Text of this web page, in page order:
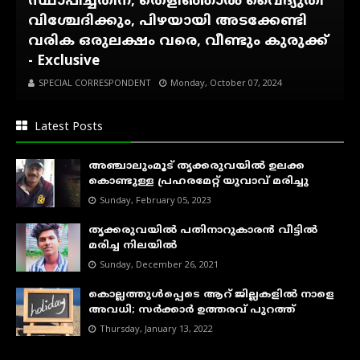
വിശ്ചേദിക്കും, പിഴയായി അടക്കേണ്ടി
വരിക ഒരുലക്ഷം വരെ, വീണ്ടും കുരുക്ക്
- Exclusive
SPECIAL CORRESPONDENT Monday, October 07, 2024
Latest Posts
അഞ്ചാലുംമൂട് തൃക്കരുവയിൽ ഉലക്ക
കൊണ്ടുള്ള പ്രഹരമേറ്റ് യുവാവ് മരിച്ചു
Sunday, February 05, 2023
തൃക്കരുവയിൽ പതിനാറുകാരൻ വീട്ടിൽ
മരിച്ച നിലയിൽ
Sunday, December 26, 2021
കൊല്ലത്തുൾപ്പെടെ ആറ് ജില്ലകളിൽ നാളെ
അവധി; സർക്കാർ ഉത്തരവ് പുറത്ത്
Thursday, January 13, 2022